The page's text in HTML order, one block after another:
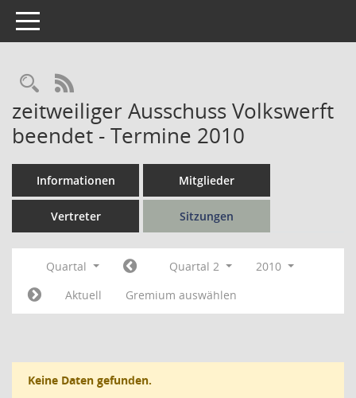
Toggle navigation
Rechercheauswahl
RSS-Feed
zeitweiliger Ausschuss Volkswerft
beendet - Termine 2010
Informationen Mitglieder
Vertreter Sitzungen
Quartal Quartal 2
2010
Aktuell
Gremium auswählen
Keine Daten gefunden.